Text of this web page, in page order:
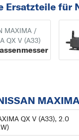
I
Ersatzteile für
MAXIMA /
QX V (A33)
QX V (A33), 2.0